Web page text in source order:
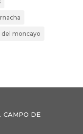
del moncayo
CAMPO DE